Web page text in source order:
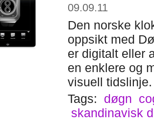
09.09.11
Den norske
oppsikt med
er digitalt eller
en enklere og
visuell tidslinje.
Tags:
døgn
skandinavisk